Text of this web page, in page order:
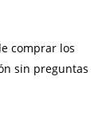
comprar los
sin preguntas